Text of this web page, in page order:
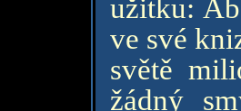
užitku:
ve své
světě
žádný